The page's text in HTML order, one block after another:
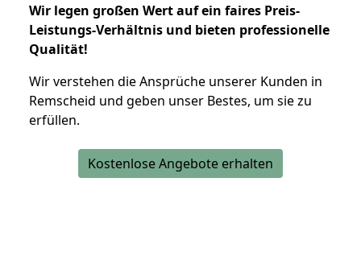
Wir legen großen Wert auf ein faires Preis-
Leistungs-Verhältnis und bieten professionelle
Qualität!
Wir verstehen die Ansprüche unserer Kunden in
Remscheid und geben unser Bestes, um sie zu
erfüllen.
Kostenlose Angebote erhalten